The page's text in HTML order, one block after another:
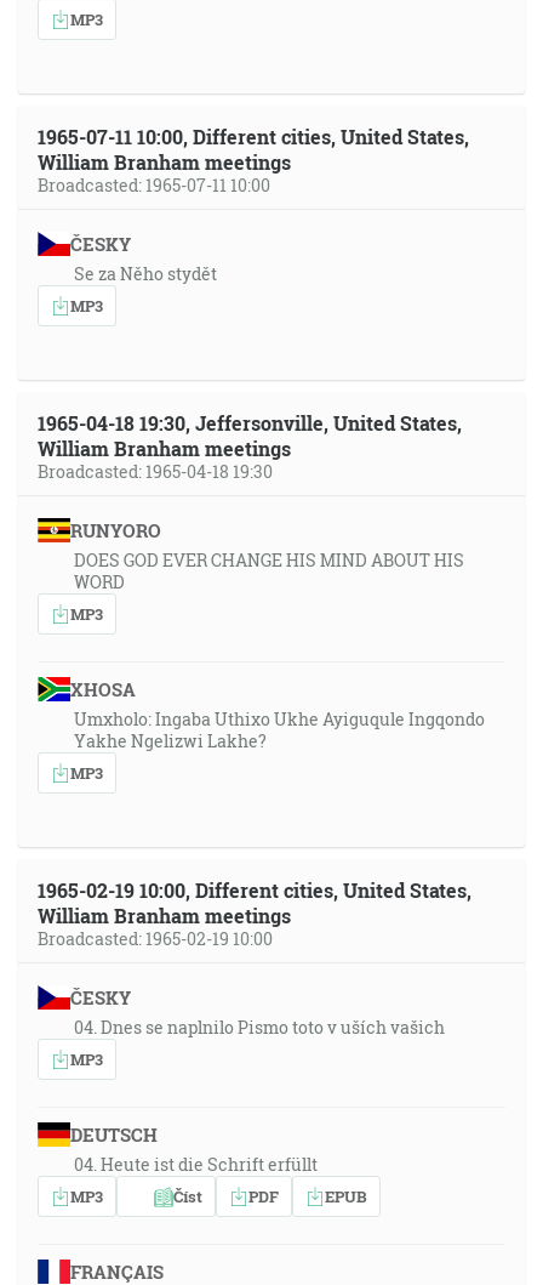
MP3
1965-07-11 10:00, Different cities, United States,
William Branham meetings
Broadcasted: 1965-07-11 10:00
ČESKY
Se za Něho stydět
MP3
1965-04-18 19:30, Jeffersonville, United States,
William Branham meetings
Broadcasted: 1965-04-18 19:30
RUNYORO
DOES GOD EVER CHANGE HIS MIND ABOUT HIS
WORD
MP3
XHOSA
Umxholo: Ingaba Uthixo Ukhe Ayiguqule Ingqondo
Yakhe Ngelizwi Lakhe?
MP3
1965-02-19 10:00, Different cities, United States,
William Branham meetings
Broadcasted: 1965-02-19 10:00
ČESKY
04. Dnes se naplnilo Pismo toto v uších vašich
MP3
DEUTSCH
04. Heute ist die Schrift erfüllt
MP3 Číst PDF EPUB
FRANÇAIS